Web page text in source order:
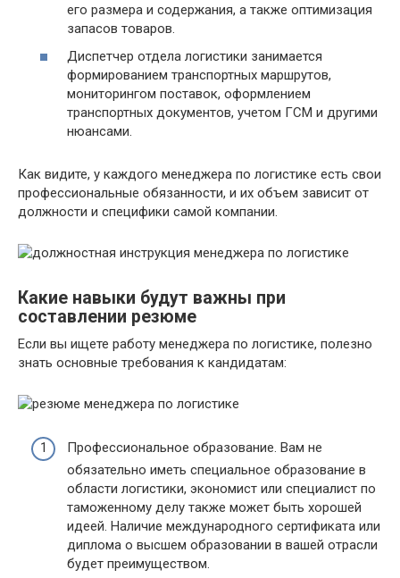
его размера и содержания, а также оптимизация
запасов товаров.
Диспетчер отдела логистики занимается
формированием транспортных маршрутов,
мониторингом поставок, оформлением
транспортных документов, учетом ГСМ и другими
нюансами.
Как видите, у каждого менеджера по логистике есть свои
профессиональные обязанности, и их объем зависит от
должности и специфики самой компании.
Какие навыки будут важны при
составлении резюме
Если вы ищете работу менеджера по логистике, полезно
знать основные требования к кандидатам:
Профессиональное образование. Вам не
обязательно иметь специальное образование в
области логистики, экономист или специалист по
таможенному делу также может быть хорошей
идеей. Наличие международного сертификата или
диплома о высшем образовании в вашей отрасли
будет преимуществом.